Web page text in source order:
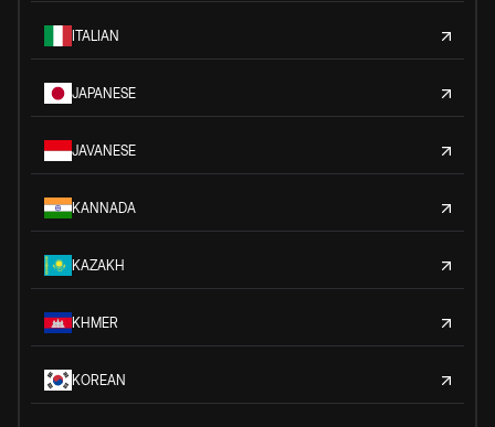
ITALIAN
JAPANESE
JAVANESE
KANNADA
KAZAKH
KHMER
KOREAN